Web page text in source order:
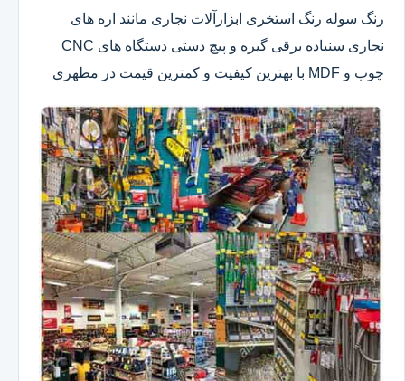
رنگ سوله رنگ استخری ابزارآلات نجاری مانند اره های
نجاری سنباده برقی گیره و پیچ دستی دستگاه های CNC
چوب و MDF با بهترین کیفیت و کمترین قیمت در مطهری